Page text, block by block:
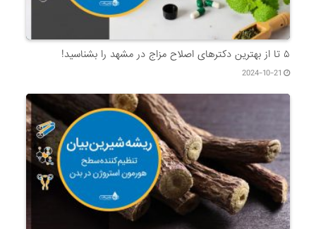
۵ تا از بهترین دکتر‌های اصلاح مزاج در مشهد را بشناسید!
2024-10-21